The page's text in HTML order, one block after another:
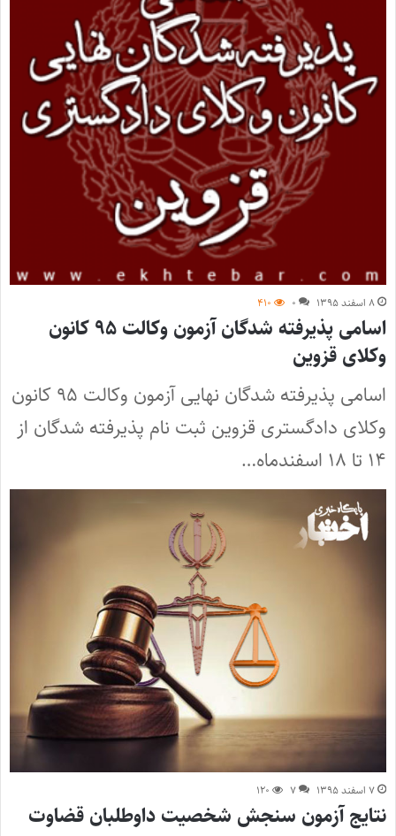
۸ اسفند ۱۳۹۵ ۰ ۴۱۰
اسامی پذیرفته شدگان آزمون وکالت ۹۵ کانون
وکلای قزوین
اسامی پذیرفته شدگان نهایی آزمون وکالت ۹۵ کانون
وکلای دادگستری قزوین ثبت نام پذیرفته شدگان از
۱۴ تا ۱۸ اسفندماه…
۷ اسفند ۱۳۹۵ ۷ ۱۲۰
نتایج آزمون سنجش شخصیت داوطلبان قضاوت